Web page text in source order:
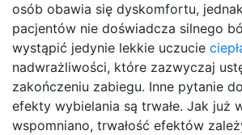
osób obawia się dyskomfortu,
pacjentów nie doświadcza silnego
wystąpić jedynie lekkie uczucie
nadwrażliwości, które zazwyczaj
zakończeniu zabiegu. Inne pytanie
efekty wybielania są trwałe. Jak już
wspomniano, trwałość efektów